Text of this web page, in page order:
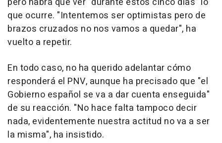
que ocurre. "Intentemos ser optimistas pero de
brazos cruzados no nos vamos a quedar", ha
vuelto a repetir.
En todo caso, no ha querido adelantar cómo
responderá el PNV, aunque ha precisado que "el
Gobierno español se va a dar cuenta enseguida"
de su reacción. "No hace falta tampoco decir
nada, evidentemente nuestra actitud no va a ser
la misma", ha insistido.